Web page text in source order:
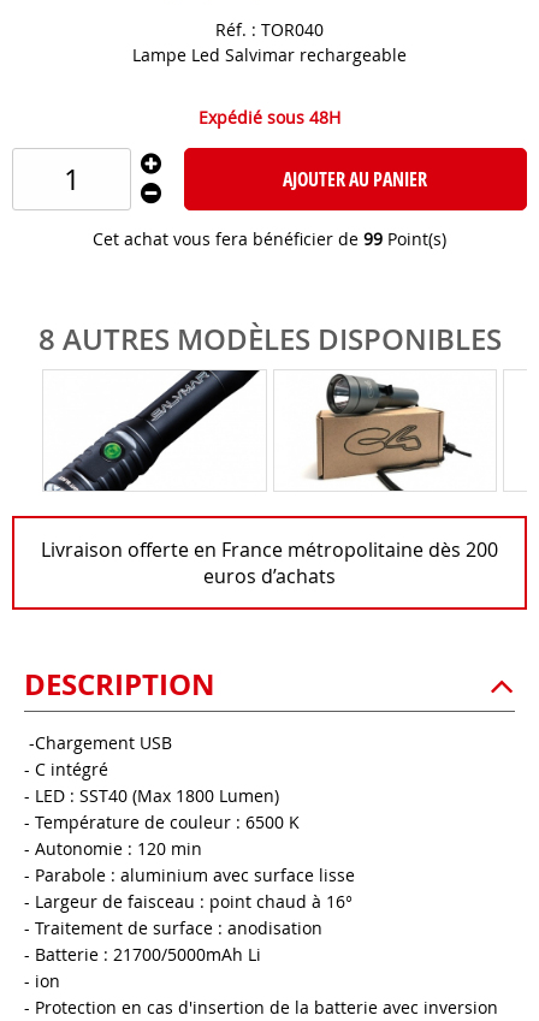
Réf. : TOR040
Lampe Led Salvimar rechargeable
Expédié sous 48H
AJOUTER AU PANIER
Cet achat vous fera bénéficier de 99 Point(s)
Livraison offerte en France métropolitaine dès 200
euros d’achats
8 AUTRES MODÈLES DISPONIBLES
DESCRIPTION
-Chargement USB
- C intégré
- LED : SST40 (Max 1800 Lumen)
- Température de couleur : 6500 K
- Autonomie : 120 min
- Parabole : aluminium avec surface lisse
- Largeur de faisceau : point chaud à 16°
- Traitement de surface : anodisation
- Batterie : 21700/5000mAh Li
- ion
- Protection en cas d'insertion de la batterie avec inversion